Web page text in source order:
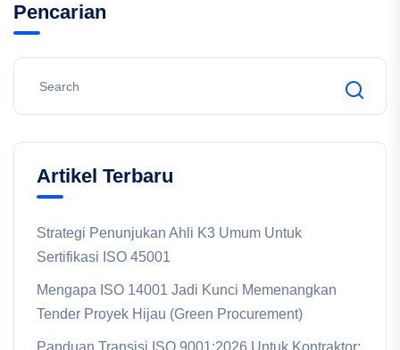
Pencarian
Artikel Terbaru
Strategi Penunjukan Ahli K3 Umum Untuk
Sertifikasi ISO 45001
Mengapa ISO 14001 Jadi Kunci Memenangkan
Tender Proyek Hijau (Green Procurement)
Panduan Transisi ISO 9001:2026 Untuk Kontraktor: